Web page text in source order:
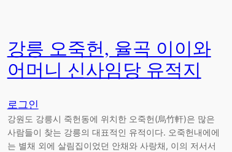
강릉 오죽헌, 율곡 이이와
어머니 신사임당 유적지
로그인
강원도 강릉시 죽헌동에 위치한 오죽헌(烏竹軒)은 많은
사람들이 찾는 강릉의 대표적인 유적이다. 오죽헌내에에
는 별채 외에 살림집이었던 안채와 사랑채, 이의 저서서